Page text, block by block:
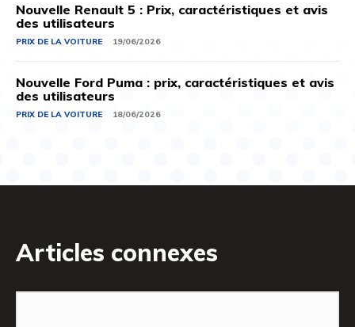
Nouvelle Renault 5 : Prix, caractéristiques et avis
des utilisateurs
PRIX ​​DE LA VOITURE 19/06/2026
Nouvelle Ford Puma : prix, caractéristiques et avis
des utilisateurs
PRIX ​​DE LA VOITURE 18/06/2026
Articles connexes